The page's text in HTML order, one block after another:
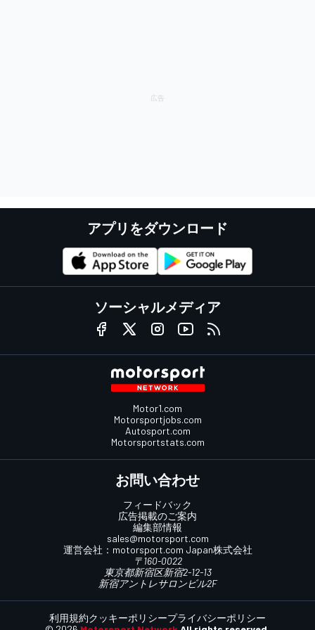
アプリをダウンロード
ソーシャルメディア
Motor1.com
Motorsportjobs.com
Autosport.com
Motorsportstats.com
お問い合わせ
フィードバック
広告掲載のご案内
編集部情報
sales@motorsport.com
運営会社： motorsport.com Japan株式会社
〒160-0022
東京都新宿区新宿2-12-13
新宿アントレサロンビル2F
利用規約クッキーポリシープライバシーポリシー